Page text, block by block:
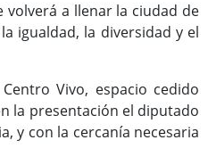
a llenar la ciudad de
igualdad, la diversidad y el
Vivo, espacio cedido
la presentación el diputado
y con la cercanía necesaria